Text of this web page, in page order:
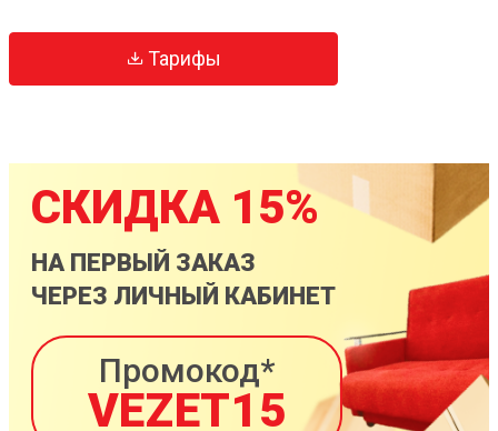
Тарифы
СКИДКА 15%
НА ПЕРВЫЙ ЗАКАЗ
ЧЕРЕЗ ЛИЧНЫЙ КАБИНЕТ
Промокод*
VEZET15